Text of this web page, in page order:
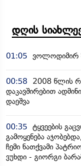
დღის
01:05 ვოლოდიმირ
00:58
2008 წლის
დაკავშირებით
დაეშვა
00:35 ტყვეების
გამოყენება
ჩემი ნათქვამი
ვუხდი - გიორგი